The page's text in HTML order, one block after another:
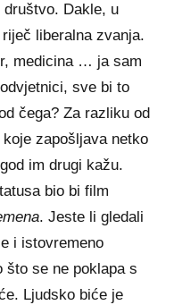
društvo. Dakle, u
liberalna zvanja.
medicina … ja sam
sve bi to
čega? Za razliku od
zapošljava netko
im drugi kažu.
bio bi film
. Jeste li gledali
i istovremeno
što se ne poklapa s
Ljudsko biće je